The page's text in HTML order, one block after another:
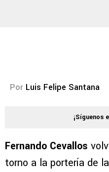
Por Luis Felipe Santana
¡Síguenos
Fernando Cevallos
torno a la portería de la